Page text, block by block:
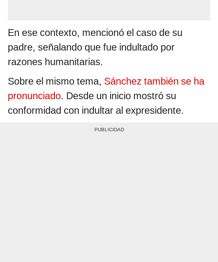
En ese contexto, mencionó el caso de su
padre, señalando que fue indultado por
razones humanitarias.
Sobre el mismo tema, Sánchez también se ha
pronunciado. Desde un inicio mostró su
conformidad con indultar al expresidente.